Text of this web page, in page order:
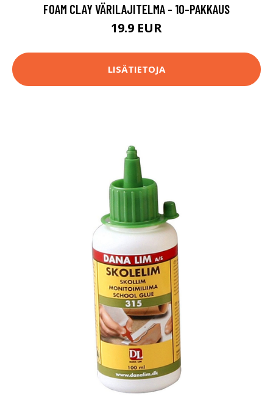
FOAM CLAY VÄRILAJITELMA - 10-PAKKAUS
19.9 EUR
LISÄTIETOJA